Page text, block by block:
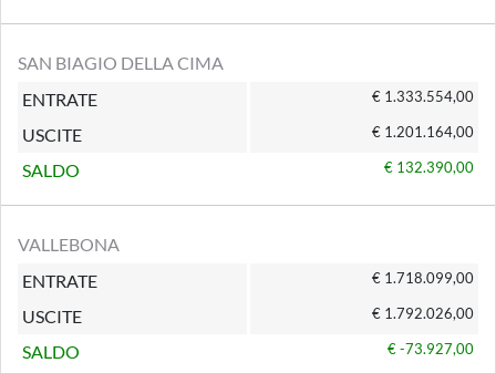
SAN BIAGIO DELLA CIMA
ENTRATE
€ 1.333.554,00
USCITE € 1.201.164,00
SALDO € 132.390,00
VALLEBONA
ENTRATE
€ 1.718.099,00
USCITE € 1.792.026,00
SALDO € -73.927,00